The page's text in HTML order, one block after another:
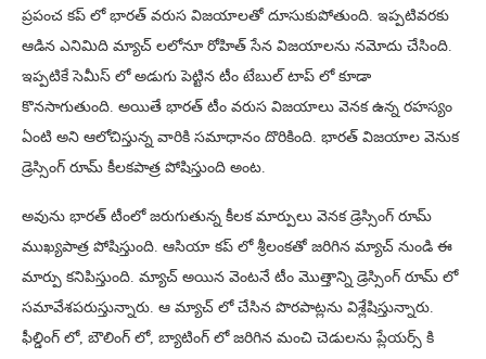
ప్రపంచ కప్ లో భారత్ వరుస విజయాలతో దూసుకుపోతుంది. ఇప్పటివరకు
ఆడిన ఎనిమిది మ్యాచ్ లలోనూ రోహిత్ సేన విజయాలను నమోదు చేసింది.
ఇప్పటికే సెమీస్ లో అడుగు పెట్టిన టీం టేబుల్ టాప్ లో కూడా
కొనసాగుతుంది. అయితే భారత్ టీం వరుస విజయాలు వెనక ఉన్న రహస్యం
ఏంటి అని ఆలోచిస్తున్న వారికి సమాధానం దొరికింది. భారత్ విజయాల వెనుక
డ్రెస్సింగ్ రూమ్ కీలకపాత్ర పోషిస్తుంది అంట.
అవును భారత్ టీంలో జరుగుతున్న కీలక మార్పులు వెనక డ్రెస్సింగ్ రూమ్
ముఖ్యపాత్ర పోషిస్తుంది. ఆసియా కప్ లో శ్రీలంకతో జరిగిన మ్యాచ్ నుండి ఈ
మార్పు కనిపిస్తుంది. మ్యాచ్ అయిన వెంటనే టీం మొత్తాన్ని డ్రెస్సింగ్ రూమ్ లో
సమావేశపరుస్తున్నారు. ఆ మ్యాచ్ లో చేసిన పొరపాట్లను విశ్లేషిస్తున్నారు.
ఫీల్డింగ్ లో, బౌలింగ్ లో, బ్యాటింగ్ లో జరిగిన మంచి చెడులను ప్లేయర్స్ కి